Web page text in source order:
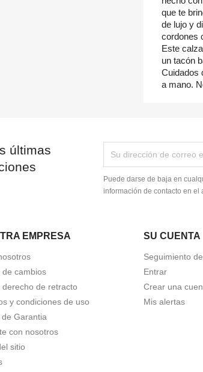
que te
de lujo y
cordones
Este
un tacón
Cuidados
a mano.
últimas
Puede darse de baja en
información de contacto en el
EMPRESA
de cambios
derecho de retracto
y condiciones de uso
Garantia
con nosotros
sitio
SU CUENTA
Seguimiento
Entrar
Crear una
Mis alertas